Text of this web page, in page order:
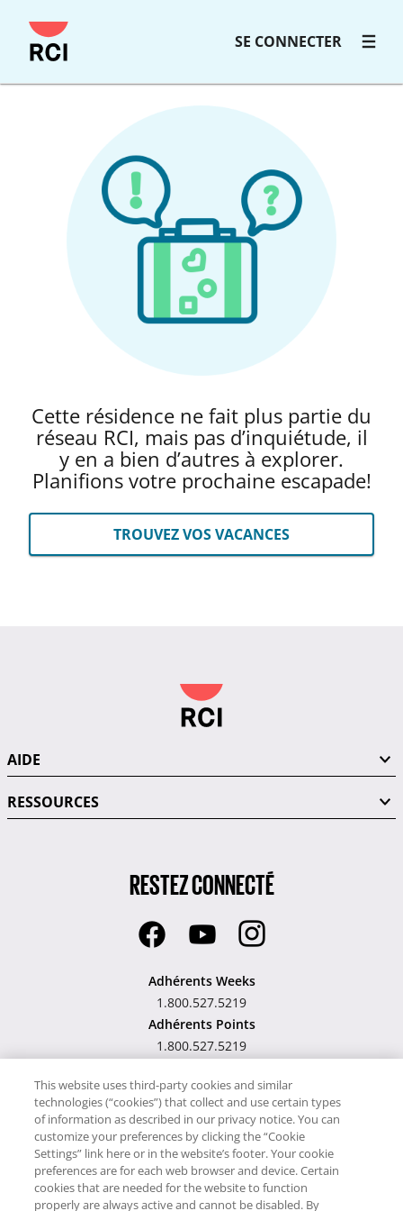
SE CONNECTER
Cette résidence ne fait plus partie du
réseau RCI, mais pas d’inquiétude, il
y en a bien d’autres à explorer.
Planifions votre prochaine escapade!
TROUVEZ VOS VACANCES
AIDE
RESSOURCES
RESTEZ CONNECTÉ
Adhérents Weeks
1.800.527.5219
Adhérents Points
1.800.527.5219
Hawaii TAT Broker ID
#TA-023-193-6000-01
Notre site utilise des cookies pour son fonctionnement et pour vous
This website uses third-party cookies and similar
technologies (“cookies”) that collect and use certain types
of information as described in our privacy notice. You can
customize your preferences by clicking the “Cookie
Settings” link here or in the website’s footer. Your cookie
preferences are for each web browser and device. Certain
cookies that are needed for the website to function
properly are always active and cannot be disabled. By